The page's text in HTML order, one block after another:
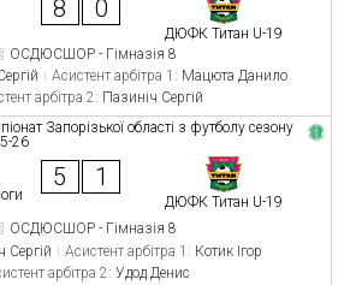
8 0
ДЮФК Титан U-19
ОСДЮСШОР - Гімназія 8
Асистент арбітра 1: Мацюта Данило
арбітра 2: Пазиніч Сергій
Запорізької області з футболу сезону
26
5 1
ДЮФК Титан U-19
ОСДЮСШОР - Гімназія 8
Сергій Асистент арбітра 1: Котик Ігор
арбітра 2: Удод Денис